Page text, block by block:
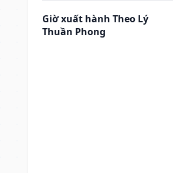
Giờ xuất hành Theo Lý
Thuần Phong